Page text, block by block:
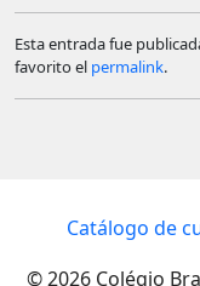
Esta entrada fue
favorito el permalink.
Catálogo de
© 2026 Colégio